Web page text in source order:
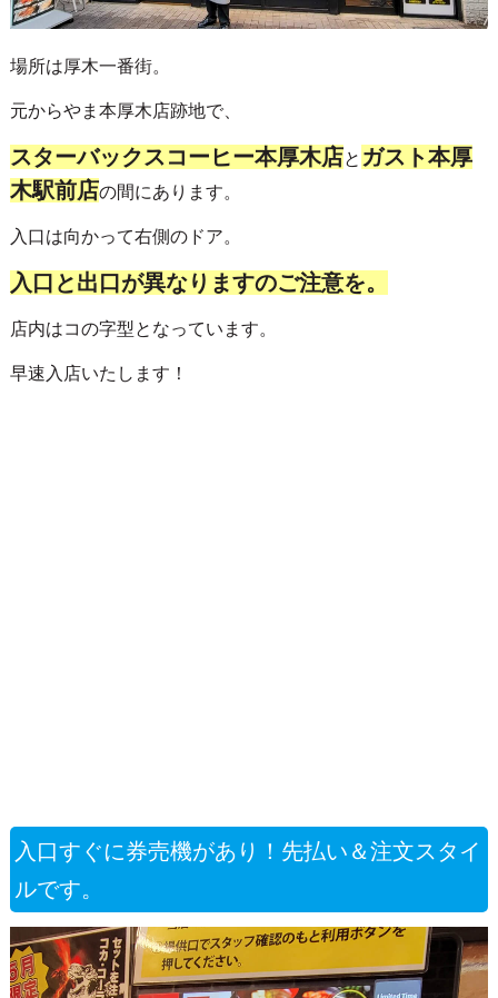
場所は厚木一番街。
元からやま本厚木店跡地で、
スターバックスコーヒー本厚木店と ガスト本厚
木駅前店の間にあります。
入口は向かって右側のドア。
入口と出口が異なりますのご注意を。
店内はコの字型となっています。
早速入店いたします！
入口すぐに券売機があり！先払い＆注文スタイ
ルです。